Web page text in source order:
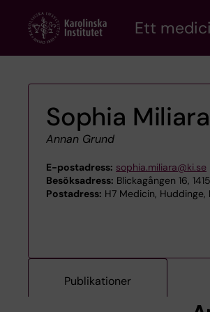
content
Ett
Sophia Miliara
Annan Grund
E-postadress: sophia.miliara@ki.se
Besöksadress: Blickagången 16,
Postadress: H7 Medicin, Huddinge,
Publikationer